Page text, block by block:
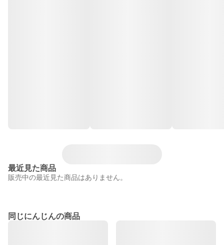
最近見た商品
販売中の最近見た商品はありません。
同じにんじんの商品